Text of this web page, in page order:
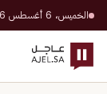
الخميس، 6 أغسطس 2026 · 23 صفر 1448 هـ